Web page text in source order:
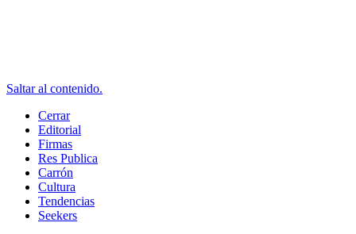
Saltar al contenido.
Cerrar
Editorial
Firmas
Res Publica
Carrón
Cultura
Tendencias
Seekers